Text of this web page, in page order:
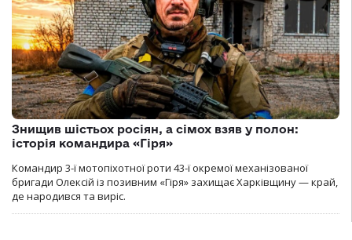
Знищив шістьох росіян, а сімох взяв у полон:
історія командира «Гіря»
Командир 3-ї мотопіхотної роти 43-ї окремої механізованої
бригади Олексій із позивним «Гіря» захищає Харківщину — край,
де народився та виріс.